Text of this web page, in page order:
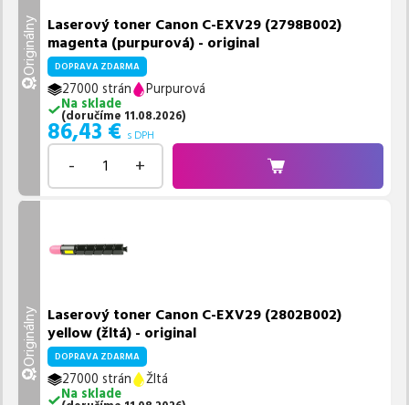
Originálny Laserový toner Canon C-EXV29 (2798B002)
magenta (purpurová) - original
DOPRAVA ZDARMA
27000 strán
Purpurová
Na sklade
(doručíme 11.08.2026)
86,43 € s DPH
- +
Originálny Laserový toner Canon C-EXV29 (2802B002)
yellow (žltá) - original
DOPRAVA ZDARMA
27000 strán
Žltá
Na sklade